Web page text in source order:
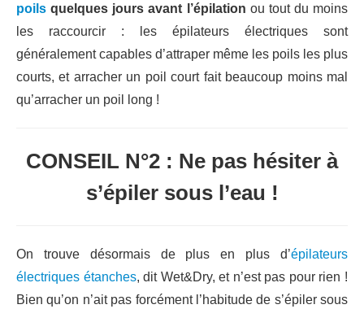
poils quelques jours avant l’épilation ou tout du moins
les raccourcir : les épilateurs électriques sont
généralement capables d’attraper même les poils les plus
courts, et arracher un poil court fait beaucoup moins mal
qu’arracher un poil long !
CONSEIL N°2 : Ne pas hésiter à
s’épiler sous l’eau !
On trouve désormais de plus en plus d’épilateurs
électriques étanches, dit Wet&Dry, et n’est pas pour rien !
Bien qu’on n’ait pas forcément l’habitude de s’épiler sous